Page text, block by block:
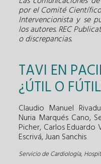
por el Comité
Intervencionista y se
los autores. REC
o discrepancias.
TAVI EN
¿ÚTIL O
Claudio Manuel
Nuria Marqués Cano,
Picher, Carlos Eduardo
Escrivá, Juan Sanchis
Servicio de Cardiología,